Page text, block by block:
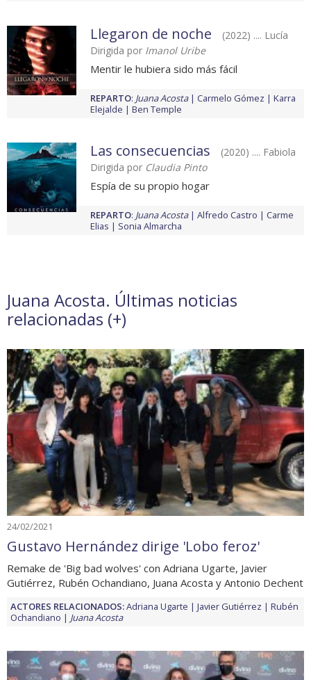
Llegaron de noche
(2022) .... Lucía
Dirigida por Imanol Uribe
Mentir le hubiera sido más fácil
REPARTO: Juana Acosta Carmelo Gómez
Karra
Elejalde
Ben Temple
Las consecuencias
(2020) .... Fabiola
Dirigida por Claudia Pinto
Espía de su propio hogar
REPARTO: Juana Acosta Alfredo Castro
Carme
Elias
Sonia Almarcha
Juana Acosta. Últimas noticias
relacionadas (+)
24/02/2021
Gustavo Hernández dirige 'Lobo feroz'
Remake de 'Big bad wolves' con Adriana Ugarte, Javier
Gutiérrez, Rubén Ochandiano, Juana Acosta y Antonio Dechent
ACTORES RELACIONADOS:Adriana Ugarte Javier Gutiérrez
Rubén
Ochandiano
Juana Acosta